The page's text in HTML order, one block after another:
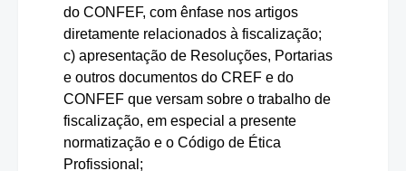
do CONFEF, com ênfase nos artigos
diretamente relacionados à fiscalização;
c) apresentação de Resoluções, Portarias
e outros documentos do CREF e do
CONFEF que versam sobre o trabalho de
fiscalização, em especial a presente
normatização e o Código de Ética
Profissional;